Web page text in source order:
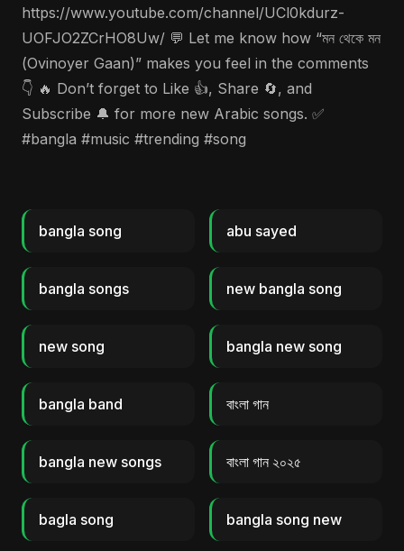
https://www.youtube.com/channel/UCl0kdurz-
UOFJO2ZCrHO8Uw/ 💬 Let me know how “মন থেকে মন
(Ovinoyer Gaan)” makes you feel in the comments
👇 🔥 Don’t forget to Like 👍, Share 🔄, and
Subscribe 🔔 for more new Arabic songs. ✅
#bangla #music #trending #song
bangla song abu sayed
bangla songs new bangla song
new song bangla new song
bangla band বাংলা গান
bangla new songs বাংলা গান ২০২৫
bagla song bangla song new